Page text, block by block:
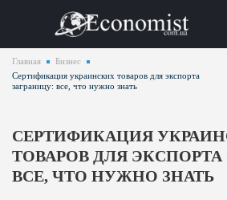
Главная
Бизнес
Сертификация украинских товаров для экспорта
заграницу: все, что нужно знать
СЕРТИФИКАЦИЯ
ТОВАРОВ ДЛЯ ЭКСПОРТА
ВСЕ, ЧТО НУЖНО ЗНАТЬ